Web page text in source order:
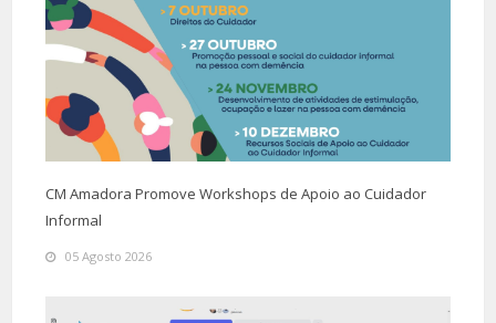
CM Amadora Promove Workshops de Apoio ao Cuidador
Informal
05 Agosto 2026